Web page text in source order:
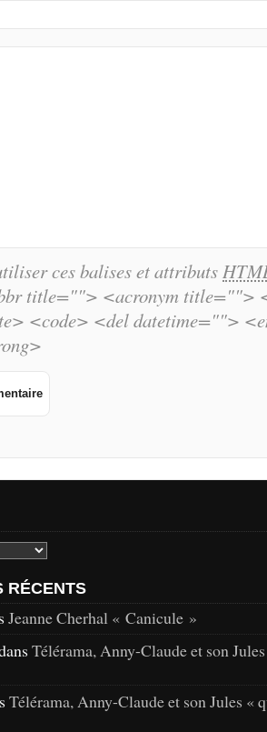
ces balises et attributs
title=""> <acronym title="">
<code> <del datetime="">
RÉCENTS
Jeanne Cherhal « Canicule »
Télérama, Anny-Claude et son
Télérama, Anny-Claude et son Jules «